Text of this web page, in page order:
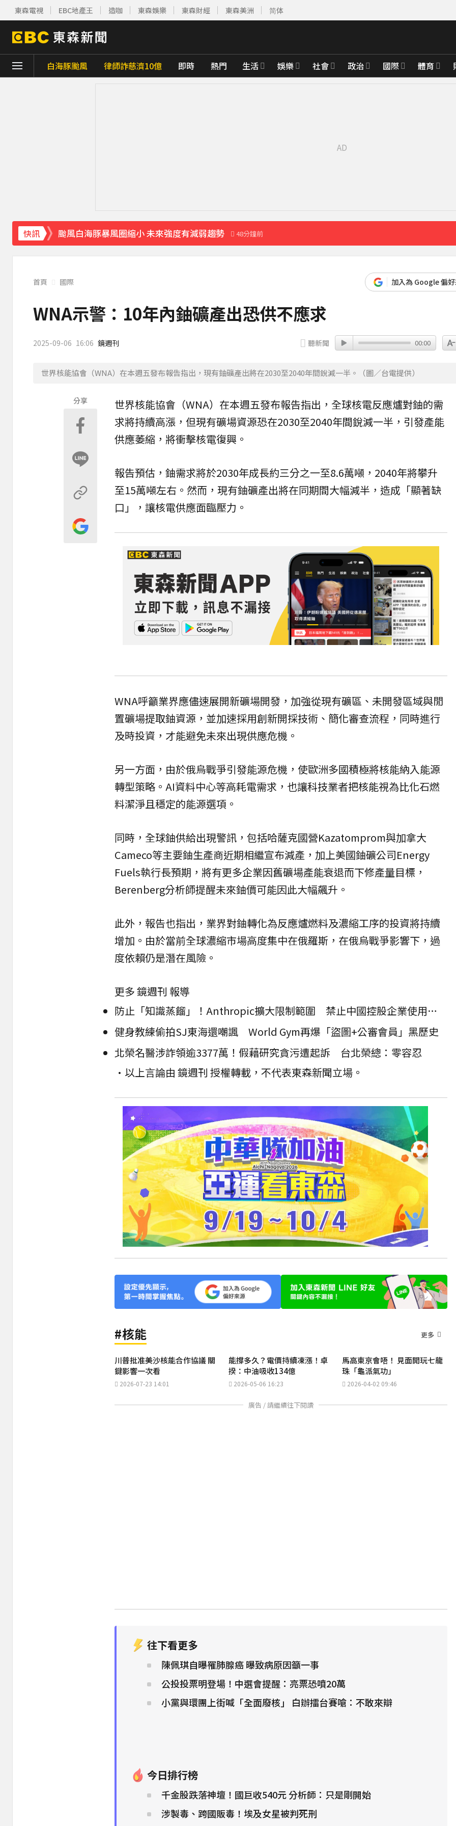
東森電視 EBC地產王 造咖 東森娛樂 東森財經 東森美洲 简体
白海豚颱風 律師詐慈濟10億 即時 熱門 生活 娛樂 社會 政治 國際 體育
快訊
首頁 國際 加入為 Google 偏
WNA示警：10年內鈾礦產出恐供不應求
2025-09-06 16:06 鏡週刊 聽新聞 00:00
世界核能協會（WNA）在本週五發布報告指出，現有鈾礦產出將在2030至2040年間銳減一半。（圖／台電提供）
分享 世界核能協會（WNA）在本週五發布報告指出，全球核電反應爐對鈾的需
求將持續高漲，但現有礦場資源恐在2030至2040年間銳減一半，引發產能
供應萎縮，將衝擊核電復興。
報告預估，鈾需求將於2030年成長約三分之一至8.6萬噸，2040年將攀升
至15萬噸左右。然而，現有鈾礦產出將在同期間大幅減半，造成「顯著缺
口」，讓核電供應面臨壓力。
WNA呼籲業界應儘速展開新礦場開發，加強從現有礦區、未開發區域與閒
置礦場提取鈾資源，並加速採用創新開採技術、簡化審查流程，同時進行
及時投資，才能避免未來出現供應危機。
另一方面，由於俄烏戰爭引發能源危機，使歐洲多國積極將核能納入能源
轉型策略。AI資料中心等高耗電需求，也讓科技業者把核能視為比化石燃
料潔淨且穩定的能源選項。
同時，全球鈾供給出現警訊，包括哈薩克國營Kazatomprom與加拿大
Cameco等主要鈾生產商近期相繼宣布減產，加上美國鈾礦公司Energy
Fuels執行長預期，將有更多企業因舊礦場產能衰退而下修產量目標，
Berenberg分析師提醒未來鈾價可能因此大幅飆升。
此外，報告也指出，業界對鈾轉化為反應爐燃料及濃縮工序的投資將持續
增加。由於當前全球濃縮市場高度集中在俄羅斯，在俄烏戰爭影響下，過
度依賴仍是潛在風險。
更多 鏡週刊 報導
防止「知識蒸餾」！Anthropic擴大限制範圍 禁止中國控股企業使用其AI服務
健身教練偷拍SJ東海還嘲諷 World Gym再爆「盜圖+公審會員」黑歷史
北榮名醫涉詐領逾3377萬！假藉研究貪污遭起訴 台北榮總：零容忍
•以上言論由 鏡週刊 授權轉載，不代表東森新聞立場。
#核能 更多
川普批准美沙核能合作協議 關
鍵影響一次看
2026-07-23 14:01
能撐多久？電價持續凍漲！卓
揆：中油吸收134億
2026-05-06 16:23
馬高東京會唔！ 見面開玩七龍
珠「龜派氣功」
2026-04-02 09:46
廣告 / 請繼續往下閱讀
往下看更多
陳佩琪自曝罹肺腺癌 曝致病原因籲一事
公投投票明登場！中選會提醒：亮票恐噴20萬
小黨與環團上街喊「全面廢核」 白辦擂台賽嗆：不敢來辯
今日排行榜
千金股跌落神壇！國巨收540元 分析師：只是剛開始
涉製毒、跨國販毒！埃及女星被判死刑